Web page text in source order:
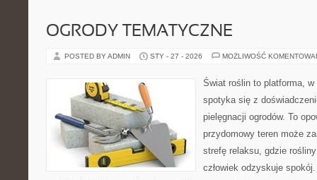
OGRODY TEMATYCZNE
POSTED BY ADMIN STY - 27 - 2026 MOŻLIWOŚĆ
Świat roślin to platforma, w
spotyka się z
pielęgnacji ogrodów. To
przydomowy teren może
strefę relaksu, gdzie
człowiek odzyskuje